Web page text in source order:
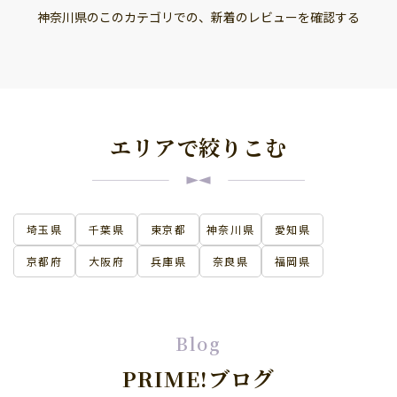
神奈川県のこのカテゴリでの、新着のレビューを確認する
エリアで絞りこむ
埼玉県 千葉県 東京都 神奈川県 愛知県
京都府 大阪府 兵庫県 奈良県 福岡県
Blog
PRIME!ブログ